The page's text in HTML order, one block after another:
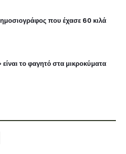
που έχασε 60 κιλά
το φαγητό στα μικροκύματα